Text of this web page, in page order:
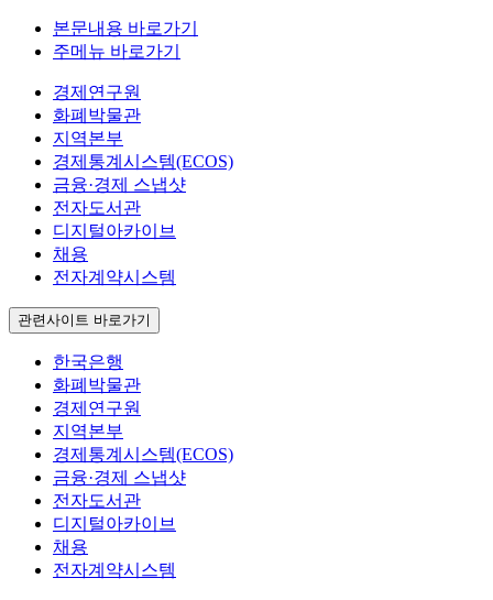
본문내용 바로가기
주메뉴 바로가기
경제연구원
화폐박물관
지역본부
경제통계시스템(ECOS)
금융·경제 스냅샷
전자도서관
디지털아카이브
채용
전자계약시스템
관련사이트 바로가기
한국은행
화폐박물관
경제연구원
지역본부
경제통계시스템(ECOS)
금융·경제 스냅샷
전자도서관
디지털아카이브
채용
전자계약시스템